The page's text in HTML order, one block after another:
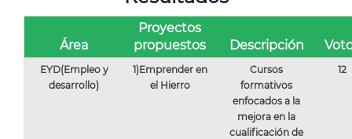
Área
Proyectos
propuestos
Descripción
EYD(Empleo y
desarrollo)
1)Emprender en
el Hierro
Cursos
formativos
enfocados a la
mejora en la
cualificación de
12